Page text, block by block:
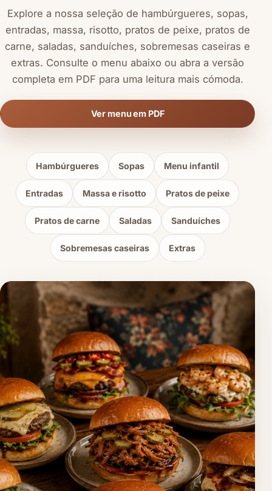
Explore a nossa seleção de hambúrgueres, sopas,
entradas, massa, risotto, pratos de peixe, pratos de
carne, saladas, sanduíches, sobremesas caseiras e
extras. Consulte o menu abaixo ou abra a versão
completa em PDF para uma leitura mais cómoda.
Ver menu em PDF
Hambúrgueres Sopas Menu infantil
Entradas Massa e risotto Pratos de peixe
Pratos de carne Saladas Sanduíches
Sobremesas caseiras Extras